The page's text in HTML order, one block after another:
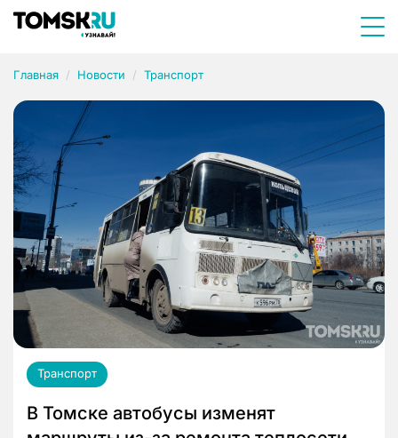
Главная Новости Транспорт
Транспорт
В Томске автобусы изменят